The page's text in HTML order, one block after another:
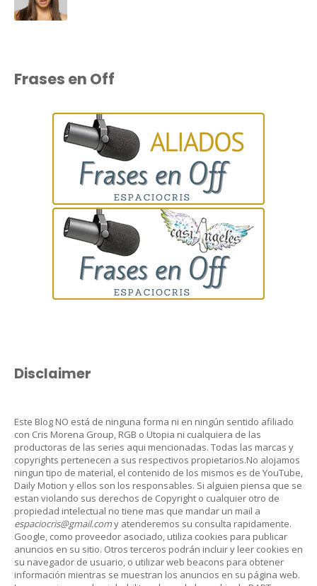
Frases en Off
Disclaimer
Este Blog NO está de ninguna forma ni en ningún sentido afiliado
con Cris Morena Group, RGB o Utopia ni cualquiera de las
productoras de las series aqui mencionadas. Todas las marcas y
copyrights pertenecen a sus respectivos propietarios.No alojamos
ningun tipo de material, el contenido de los mismos es de YouTube,
Daily Motion y ellos son los responsables. Si alguien piensa que se
estan violando sus derechos de Copyright o cualquier otro de
propiedad intelectual no tiene mas que mandar un mail a
espaciocris@gmail.comy atenderemos su consulta rapidamente.
Google, como proveedor asociado, utiliza cookies para publicar
anuncios en su sitio. Otros terceros podrán incluir y leer cookies en
su navegador de usuario, o utilizar web beacons para obtener
información mientras se muestran los anuncios en su página web.